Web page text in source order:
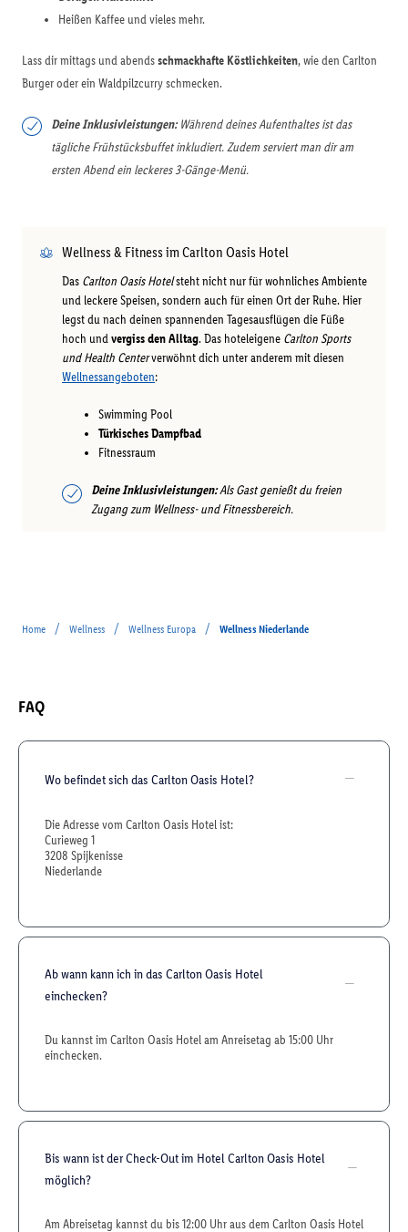
Heißen Kaffee und vieles mehr.
Lass dir mittags und abendsschmackhafte Köstlichkeiten, wie den Carlton
Burger oder ein Waldpilzcurry schmecken.
Deine Inklusivleistungen:Während deines Aufenthaltes ist das
tägliche Frühstücksbuffet inkludiert. Zudem serviert man dir am
ersten Abend ein leckeres 3-Gänge-Menü.
Wellness & Fitness im Carlton Oasis Hotel
Das Carlton Oasis Hotelsteht nicht nur für wohnliches Ambiente
und leckere Speisen, sondern auch für einen Ort der Ruhe. Hier
legst du nach deinen spannenden Tagesausflügen die Füße
hoch undvergiss den Alltag. Das hoteleigene Carlton Sports
und Health Centerverwöhnt dich unter anderem mit diesen
Wellnessangeboten:
Swimming Pool
Türkisches Dampfbad
Fitnessraum
Deine Inklusivleistungen:Als Gast genießt du freien
Zugang zum Wellness- und Fitnessbereich.
Home / Wellness / Wellness Europa / Wellness Niederlande
FAQ
Wo befindet sich das Carlton Oasis Hotel?
Die Adresse vom Carlton Oasis Hotel ist:
Curieweg 1
3208 Spijkenisse
Niederlande
Ab wann kann ich in das Carlton Oasis Hotel
einchecken?
Du kannst im Carlton Oasis Hotel am Anreisetag ab 15:00 Uhr
einchecken.
Bis wann ist der Check-Out im Hotel Carlton Oasis Hotel
möglich?
Am Abreisetag kannst du bis 12:00 Uhr aus dem Carlton Oasis Hotel